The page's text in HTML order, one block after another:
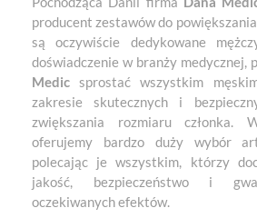
producent zestawów do
są oczywiście dedykowane
doświadczenie w branży medycznej,
Medic sprostać wszystkim
zakresie skutecznych i
zwiększania rozmiaru członka.
oferujemy bardzo duży wybór
polecając je wszystkim, którzy
jakość, bezpieczeństwo i
oczekiwanych efektów.